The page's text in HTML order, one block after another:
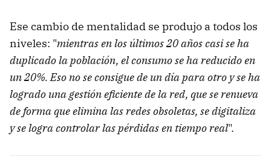
Ese cambio de mentalidad se produjo a todos los
niveles: "mientras en los últimos 20 años casi se ha
duplicado la población, el consumo se ha reducido en
un 20%. Eso no se consigue de un día para otro y se ha
logrado una gestión eficiente de la red, que se renueva
de forma que elimina las redes obsoletas, se digitaliza
y se logra controlar las pérdidas en tiempo real".